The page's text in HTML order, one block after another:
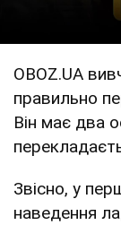
OBOZ.UA
правильно
Він має два
Звісно, у
наведення